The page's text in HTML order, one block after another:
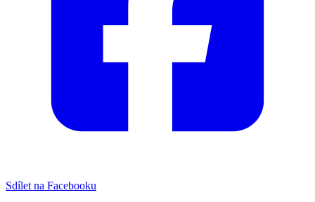
Sdílet na Facebooku